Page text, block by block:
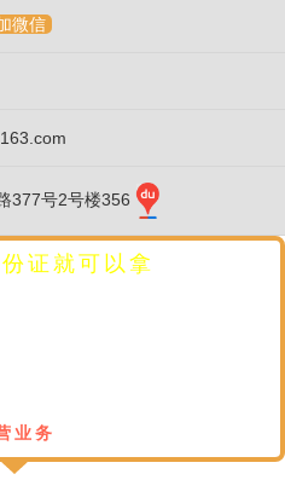
微信
377号2号楼356
证就可以拿
业务